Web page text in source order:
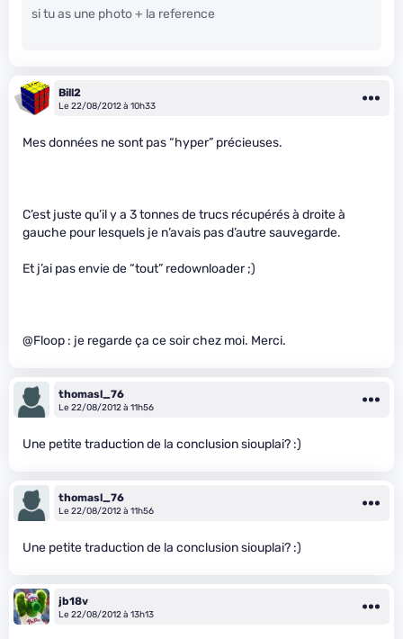
si tu as une photo + la reference
Bill2
Le 22/08/2012 à 10h33
Mes données ne sont pas “hyper” précieuses.
C’est juste qu’il y a 3 tonnes de trucs récupérés à droite à
gauche pour lesquels je n’avais pas d’autre sauvegarde.
Et j’ai pas envie de “tout” redownloader ;)
@Floop : je regarde ça ce soir chez moi. Merci.
thomasl_76
Le 22/08/2012 à 11h56
Une petite traduction de la conclusion siouplai? :)
thomasl_76
Le 22/08/2012 à 11h56
Une petite traduction de la conclusion siouplai? :)
jb18v
Le 22/08/2012 à 13h13